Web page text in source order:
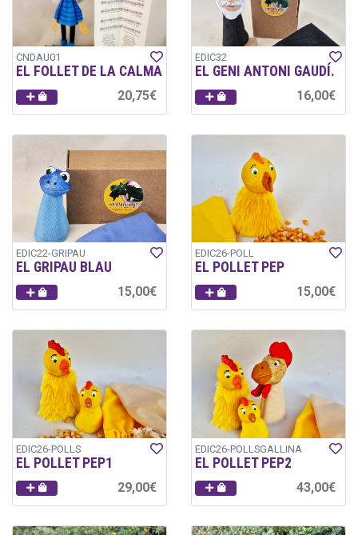
CNDAU01
EL FOLLET DE LA CALMA
20,75€
EDIC32
EL GENI ANTONI GAUDÍ.
16,00€
EDIC22-GRIPAU
EL GRIPAU BLAU
15,00€
EDIC26-POLL
EL POLLET PEP
15,00€
EDIC26-POLLS
EL POLLET PEP1
29,00€
EDIC26-POLLSGALLINA
EL POLLET PEP2
43,00€